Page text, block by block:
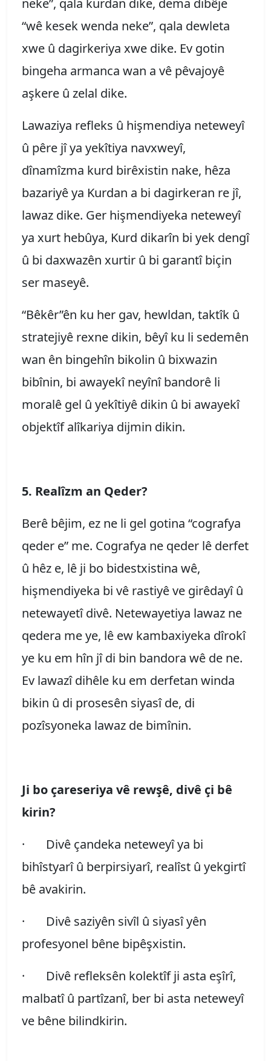
“wê kesek wenda neke”, qala dewleta
xwe û dagirkeriya xwe dike. Ev gotin
bingeha armanca wan a vê pêvajoyê
aşkere û zelal dike.
Lawaziya refleks û hişmendiya neteweyî
û pêre jî ya yekîtiya navxweyî,
dînamîzma kurd birêxistin nake, hêza
bazariyê ya Kurdan a bi dagirkeran re jî,
lawaz dike. Ger hişmendiyeka neteweyî
ya xurt hebûya, Kurd dikarîn bi yek dengî
û bi daxwazên xurtir û bi garantî biçin
ser maseyê.
“Bêkêr”ên ku her gav, hewldan, taktîk û
stratejiyê rexne dikin, bêyî ku li sedemên
wan ên bingehîn bikolin û bixwazin
bibînin, bi awayekî neyînî bandorê li
moralê gel û yekîtiyê dikin û bi awayekî
objektîf alîkariya dijmin dikin.
5. Realîzm an Qeder?
Berê bêjim, ez ne li gel gotina “cografya
qeder e” me. Cografya ne qeder lê derfet
û hêz e, lê ji bo bidestxistina wê,
hişmendiyeka bi vê rastiyê ve girêdayî û
netewayetî divê. Netewayetiya lawaz ne
qedera me ye, lê ew kambaxiyeka dîrokî
ye ku em hîn jî di bin bandora wê de ne.
Ev lawazî dihêle ku em derfetan winda
bikin û di prosesên siyasî de, di
pozîsyoneka lawaz de bimînin.
Ji bo çareseriya vê rewşê, divê çi bê
kirin?
· Divê çandeka neteweyî ya bi
bihîstyarî û berpirsiyarî, realîst û yekgirtî
bê avakirin.
· Divê saziyên sivîl û siyasî yên
profesyonel bêne bipêşxistin.
· Divê refleksên kolektîf ji asta eşîrî,
malbatî û partîzanî, ber bi asta neteweyî
ve bêne bilindkirin.